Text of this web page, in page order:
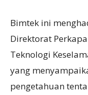
Bimtek ini
Direktorat
Teknologi
yang
pengetahuan